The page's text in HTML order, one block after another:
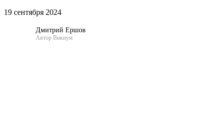
19 сентября 2024
Дмитрий Ершов
Автор Викиум